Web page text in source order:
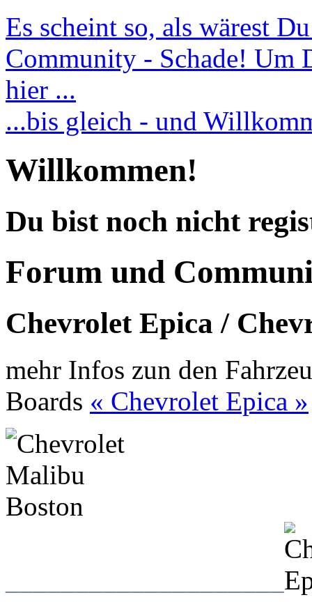
Es scheint so, als wärest
Community - Schade! Um
hier ...
...bis gleich - und
Willkommen!
Du bist noch nicht
Forum und
Chevrolet Epica /
mehr Infos zun den
Boards « Chevrolet Epica »